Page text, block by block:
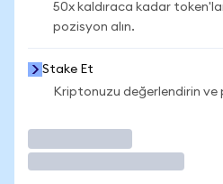
50x kaldıraca kadar
pozisyon alın.
Stake Et
Kriptonuzu değerlendirin ve